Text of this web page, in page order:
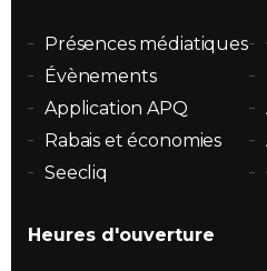
Présences médiatiques
Évènements
Application APQ
Rabais et économies
Seecliq
Heures d'ouverture